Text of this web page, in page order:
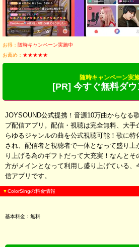
お得： 随時キャンペーン実施中
お薦め： ★★★★★
随時キャンペーン実
[PR] 今すぐ無料ダ
JOYSOUND公式提携！音源10万曲からなる
ブ配信アプリ。配信・視聴は完全無料、大手
らゆるジャンルの曲を公式視聴可能！歌に
され、配信者と視聴者で一体となって盛り上
り上げる為のギフトだって大充実！なんと
方がメインとなって利用し盛り上げている、
信アプリです。
▼ColorSingの料金情報
基本料金：無料